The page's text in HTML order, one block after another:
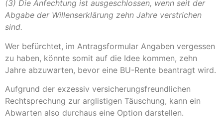
(3) Die Anfechtung ist ausgeschlossen, wenn seit der
Abgabe der Willenserklärung zehn Jahre verstrichen
sind.
Wer befürchtet, im Antragsformular Angaben vergessen
zu haben, könnte somit auf die Idee kommen, zehn
Jahre abzuwarten, bevor eine BU-Rente beantragt wird.
Aufgrund der exzessiv versicherungsfreundlichen
Rechtsprechung zur arglistigen Täuschung, kann ein
Abwarten also durchaus eine Option darstellen.